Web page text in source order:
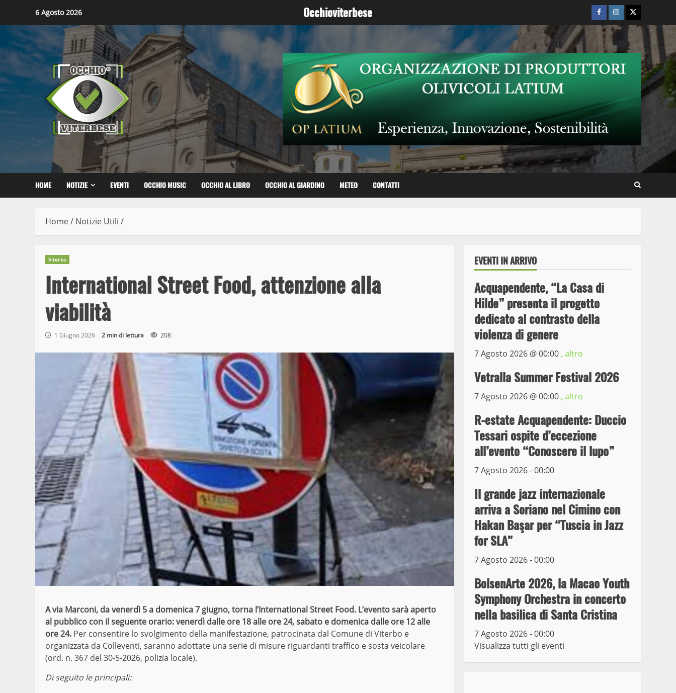
content
6 Agosto 2026 Occhioviterbese Facebook
Instagram
Twitter
HOME NOTIZIE EVENTI OCCHIO MUSIC OCCHIO AL LIBRO OCCHIO AL GIARDINO METEO CONTATTI
Home/ Notizie Utili /
Viterbo
International Street Food, attenzione alla
viabilità
1 Giugno 2026 2 min di lettura 208
A via Marconi, da venerdì 5 a domenica 7 giugno, torna l’International Street Food. L’evento sarà aperto
al pubblico con il seguente orario: venerdì dalle ore 18 alle ore 24, sabato e domenica dalle ore 12 alle
ore 24. Per consentire lo svolgimento della manifestazione, patrocinata dal Comune di Viterbo e
organizzata da Colleventi, saranno adottate una serie di misure riguardanti traffico e sosta veicolare
(ord. n. 367 del 30-5-2026, polizia locale).
Di seguito le principali:
EVENTI IN ARRIVO
Acquapendente, “La Casa di
Hilde” presenta il progetto
dedicato al contrasto della
violenza di genere
7 Agosto 2026 @00:00 , altro
Vetralla Summer Festival 2026
7 Agosto 2026 @00:00 , altro
R-estate Acquapendente: Duccio
Tessari ospite d’eccezione
all’evento “Conoscere il lupo”
7 Agosto 2026 - 00:00
Il grande jazz internazionale
arriva a Soriano nel Cimino con
Hakan Başar per “Tuscia in Jazz
for SLA”
7 Agosto 2026 - 00:00
BolsenArte 2026, la Macao Youth
Symphony Orchestra in concerto
nella basilica di Santa Cristina
7 Agosto 2026 - 00:00
Visualizza tutti gli eventi
3
Wiplanet Baseball supera
9 Maggio 2023
4
La Polizia di Stato arresta
il ladro seriale delle auto
in sosta a Viterbo
10 Maggio 2023
5
Prorogata la mostra dei
bozzetti di Michelangelo
Buonarroti ospitata al
Museo dei Portici
19 Gennaio 2023
6
trasferimento capolinea al
17 giugno
15 Giugno 2023
7
Giochi Sportivi
Studenteschi di Atletica a
Viterbo
10 Maggio 2023